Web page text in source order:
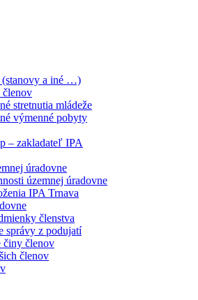
(stanovy a iné …)
stretnutia mládeže
výmenné pobyty
– zakladateľ IPA
úradovne
územnej úradovne
IPA Trnava
členstva
správy z podujatí
činy členov
členov